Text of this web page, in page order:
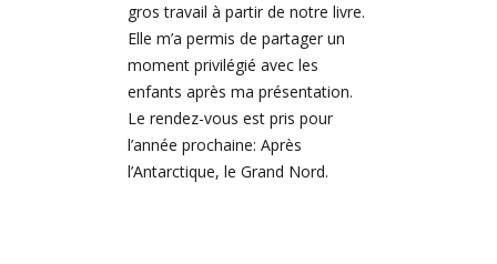
gros travail à partir de notre livre.
Elle m’a permis de partager un
moment privilégié avec les
enfants après ma présentation.
Le rendez-vous est pris pour
l’année prochaine: Après
l’Antarctique, le Grand Nord.